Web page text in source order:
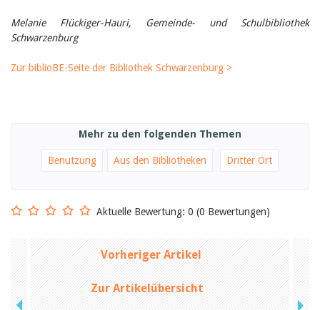
Melanie Flückiger-Hauri, Gemeinde- und Schulbibliothek
Schwarzenburg
Zur biblioBE-Seite der Bibliothek Schwarzenburg >
Mehr zu den folgenden Themen
Benutzung Aus den Bibliotheken Dritter Ort
Aktuelle Bewertung: 0 (0 Bewertungen)
Vorheriger Artikel
Zur Artikelübersicht